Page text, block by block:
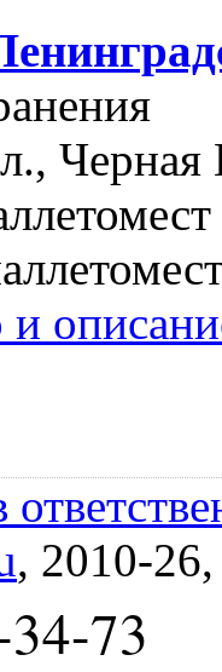
Черная
, 2010-
73